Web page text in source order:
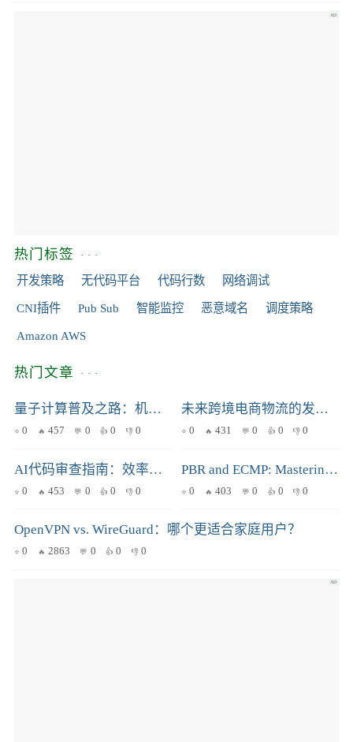
热门标签
开发策略 无代码平台 代码行数 网络调试
CNI插件 Pub Sub 智能监控 恶意域名 调度策略
Amazon AWS
热门文章
量子计算普及之路：机遇与挑战并存，我们该如何迎接？
0 457 0 0 0
未来跨境电商物流的发展趋势与挑战分析
0 431 0 0 0
AI代码审查指南：效率提升与质量保障的秘密武器，你真的会用吗？
0 453 0 0 0
PBR and ECMP: Mastering Fine-Grained Routing for VoIP, Web, and Database Traffic
0 403 0 0 0
OpenVPN vs. WireGuard：哪个更适合家庭用户？
0 2863 0 0 0